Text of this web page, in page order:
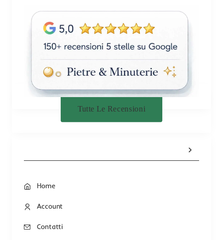
Tutte Le Recensioni
Home
Account
Contatti